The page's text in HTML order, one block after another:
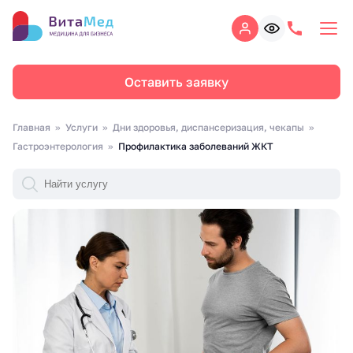
Оставить заявку
Главная Услуги
Дни здоровья, диспансеризация, чекапы
Гастроэнтерология
Профилактика заболеваний ЖКТ